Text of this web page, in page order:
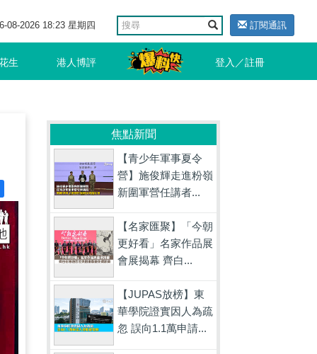
08-2026 18:23 星期四 訂閱通訊
生 港人博評 登入／註冊
焦點新聞
【青少年軍事夏令
營】施俊輝走進粉嶺
新圍軍營任講者...
【名家匯聚】「今朝
更好看」名家作品展
會展揭幕 齊白...
【JUPAS放榜】東
華學院證實因人為疏
忽 誤向1.1萬申請...